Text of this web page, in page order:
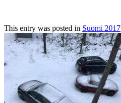
This entry was posted in Suomi 2017
Post
navigation